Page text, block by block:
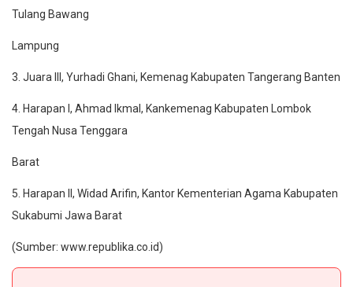
Tulang Bawang
Lampung
3. Juara III, Yurhadi Ghani, Kemenag Kabupaten Tangerang Banten
4. Harapan I, Ahmad Ikmal, Kankemenag Kabupaten Lombok
Tengah Nusa Tenggara
Barat
5. Harapan II, Widad Arifin, Kantor Kementerian Agama Kabupaten
Sukabumi Jawa Barat
(Sumber: www.republika.co.id)